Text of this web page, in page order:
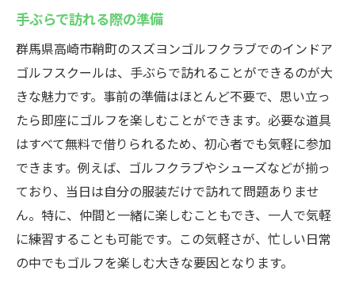
手ぶらで訪れる際の準備
群馬県高崎市鞘町のスズヨンゴルフクラブでのインドア
ゴルフスクールは、手ぶらで訪れることができるのが大
きな魅力です。事前の準備はほとんど不要で、思い立っ
たら即座にゴルフを楽しむことができます。必要な道具
はすべて無料で借りられるため、初心者でも気軽に参加
できます。例えば、ゴルフクラブやシューズなどが揃っ
ており、当日は自分の服装だけで訪れて問題ありませ
ん。特に、仲間と一緒に楽しむこともでき、一人で気軽
に練習することも可能です。この気軽さが、忙しい日常
の中でもゴルフを楽しむ大きな要因となります。